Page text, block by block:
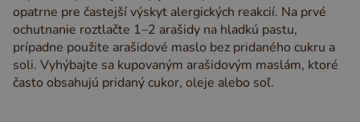
opatrne pre častejší výskyt alergických reakcií. Na prvé
ochutnanie roztlačte 1–2 arašidy na hladkú pastu,
prípadne použite arašidové maslo bez pridaného cukru a
soli. Vyhýbajte sa kupovaným arašidovým maslám, ktoré
často obsahujú pridaný cukor, oleje alebo soľ.